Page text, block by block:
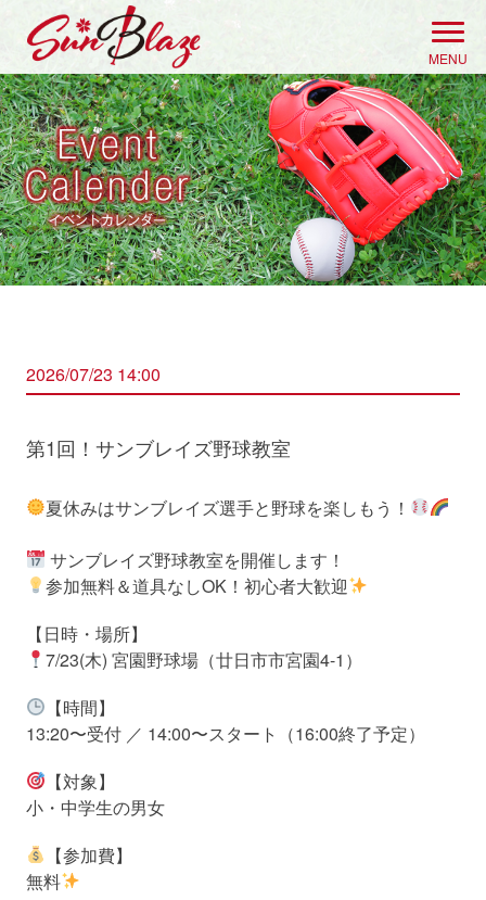
content
MENU
2026/07/23 14:00
第1回！サンブレイズ野球教室
夏休みはサンブレイズ選手と野球を楽しもう！
サンブレイズ野球教室を開催します！
参加無料＆道具なしOK！初心者大歓迎
【日時・場所】
7/23(木) 宮園野球場（廿日市市宮園4-1）
【時間】
13:20〜受付 ／ 14:00〜スタート（16:00終了予定）
【対象】
小・中学生の男女
【参加費】
無料